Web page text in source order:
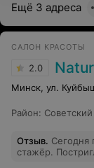
Ещё 3 адреса
САЛОН КРАСОТЫ
2.0
Минск, ул.
Район: Советский
Отзыв. Сегодня
стажёр.